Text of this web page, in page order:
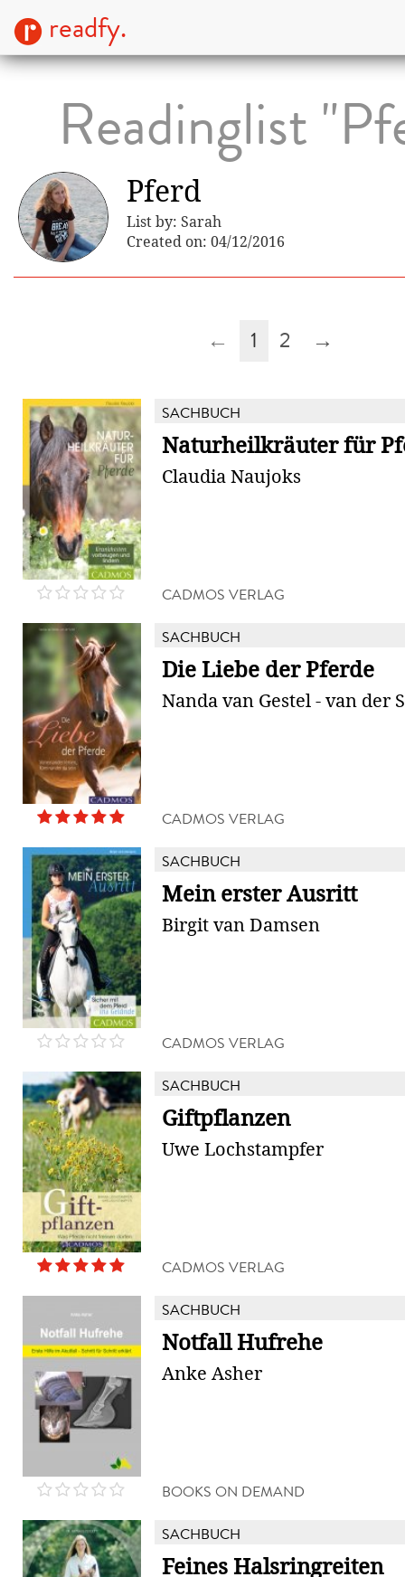
readfy.
Readinglist
Pferd
List by: Sarah
Created on: 04/12/2016
← 1 2 →
SACHBUCH
Naturheilkräuter für
Claudia Naujoks
CADMOS VERLAG
SACHBUCH
Die Liebe der Pferde
Nanda van Gestel - van der
CADMOS VERLAG
SACHBUCH
Mein erster Ausritt
Birgit van Damsen
CADMOS VERLAG
SACHBUCH
Giftpflanzen
Uwe Lochstampfer
CADMOS VERLAG
SACHBUCH
Notfall Hufrehe
Anke Asher
BOOKS ON DEMAND
SACHBUCH
Feines Halsringreiten